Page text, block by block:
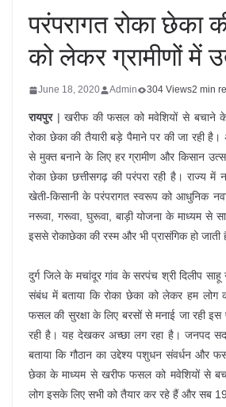
परंपरागत रोका छेका
को लेकर ग्रामीणों में
June 18, 2020 Admin 304 Views2 min
रायपुर| खरीफ की फसल को मवेशियों से बचाने के
रोका छेका की तैयारी बड़े पैमाने पर की जा रही
से मुक्त बनाने के लिए हर ग्रामीण और किसान
रोका छेका छत्तीसगढ़ की परंपरा रही है। राज्य
खेती-किसानी के परंपरागत स्वरूप को आधुनिक
नरूवा, गरूवा, घुरूवा, बाड़ी योजना के माध्यम से
इससे रोकाछेका की रस्म और भी प्रासंगिक हो जाती
दुर्ग जिले के मचांदूर गांव के सरपंच श्री दिलीप
संबंध में बताया कि रोका छेका को लेकर हम लोग
फसल की सुरक्षा के लिए बरसों से मनाई जा रही इस
रही है। यह देखकर अच्छा लग रहा है। जनपद
बताया कि गौठान का उद्देश्य पशुधन संवर्धन और
छेका के माध्यम से खरीफ फसल को मवेशियों से
लोग इसके लिए सभी को तैयार कर रहे हैं और सब